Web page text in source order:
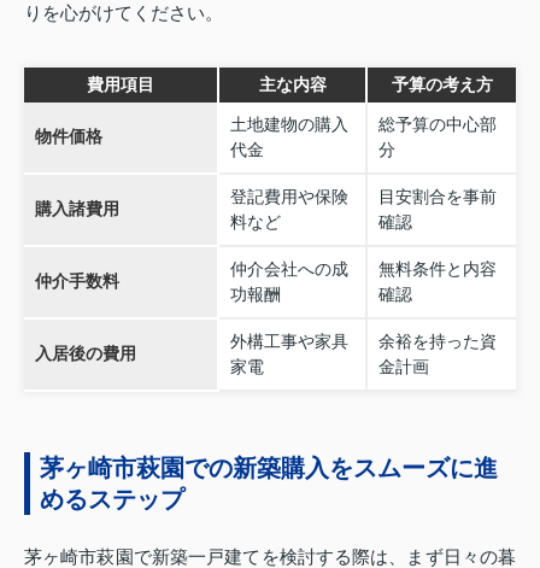
りを心がけてください。
費用項目 主な内容 予算の考え方
物件価格
土地建物の購入
代金
総予算の中心部
分
購入諸費用
登記費用や保険
料など
目安割合を事前
確認
仲介手数料
仲介会社への成
功報酬
無料条件と内容
確認
入居後の費用
外構工事や家具
家電
余裕を持った資
金計画
茅ヶ崎市萩園での新築購入をスムーズに進
めるステップ
茅ヶ崎市萩園で新築一戸建てを検討する際は、まず日々の暮